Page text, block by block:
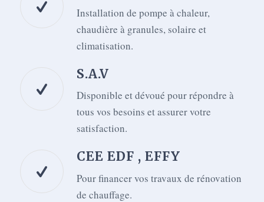
Installation de pompe à chaleur,
chaudière à granules, solaire et
climatisation.
S.A.V
Disponible et dévoué pour répondre à
tous vos besoins et assurer votre
satisfaction.
CEE EDF , EFFY
Pour financer vos travaux de rénovation
de chauffage.